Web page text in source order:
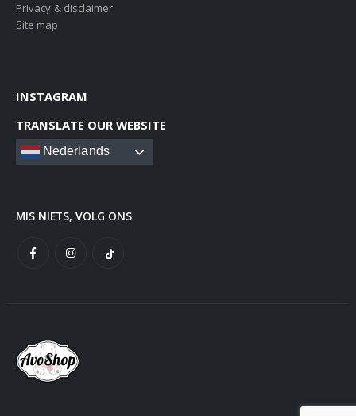
Privacy & disclaimer
Site map
INSTAGRAM
TRANSLATE OUR WEBSITE
Nederlands
MIS NIETS, VOLG ONS